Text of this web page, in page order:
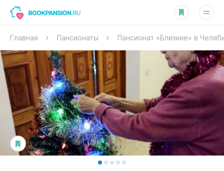
Главная Пансионаты Пансионат «Близкие» в